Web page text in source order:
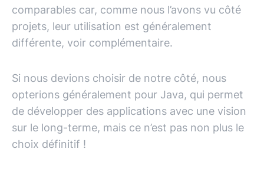
comparables car, comme nous l’avons vu côté
projets, leur utilisation est généralement
différente, voir complémentaire.
Si nous devions choisir de notre côté, nous
opterions généralement pour Java, qui permet
de développer des applications avec une vision
sur le long-terme, mais ce n’est pas non plus le
choix définitif !